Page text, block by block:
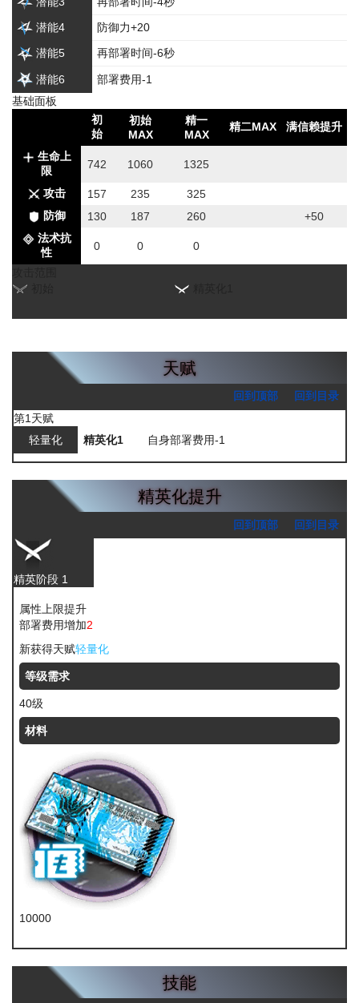
潜能4 防御力+20
潜能5 再部署时间-6秒
潜能6
部署费用-1
基础面板
初
始
初始
MAX
精一
MAX
精二MAX 满信赖提升
生命上
限
742 1060 1325
攻击 157 235
325
防御
130 187 260
+50
法术抗
性
0 0 0
天赋
回到顶部
回到目录
第1天赋
轻量化
精英化1 自身部署费用-1
精英化提升
回到顶部 回到目录
精英阶段 1
属性上限提升
部署费用增加2
新获得天赋轻量化
等级需求
40级
材料
10000
技能